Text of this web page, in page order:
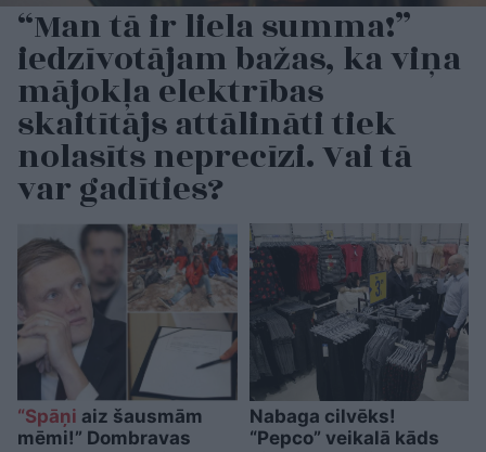
“Man tā ir liela summa!”
iedzīvotājam bažas, ka viņa
mājokļa elektrības
skaitītājs attālināti tiek
nolasīts neprecīzi. Vai tā
var gadīties?
“Spāņi aiz šausmām
mēmi!” Dombravas
Nabaga cilvēks!
“Pepco” veikalā kāds